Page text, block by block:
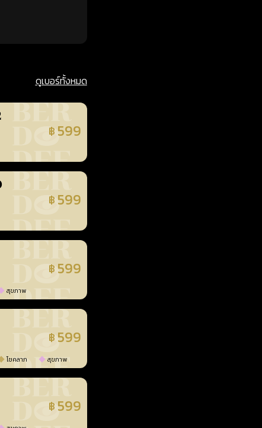
ดูเบอร์ทั้งหมด
ยันแล้ว ฿ 599
ยันแล้ว ฿ 599
ยันแล้ว ฿ 599
สุขภาพ
ยันแล้ว ฿ 599
โชคลาภ สุขภาพ
ยันแล้ว ฿ 599